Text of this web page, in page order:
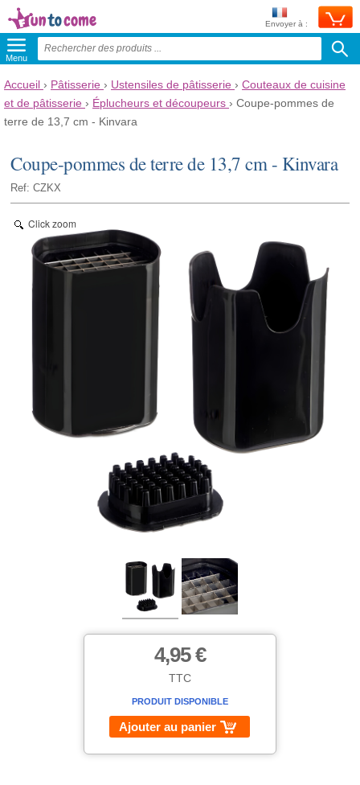
Envoyer à :
Menu
Accueil › Pâtisserie › Ustensiles de pâtisserie › Couteaux de cuisine
et de pâtisserie › Éplucheurs et découpeurs › Coupe-pommes de
terre de 13,7 cm - Kinvara
Coupe-pommes de terre de 13,7 cm - Kinvara
Ref: CZKX
Click zoom
4,95 €
TTC
PRODUIT DISPONIBLE
Ajouter au panier